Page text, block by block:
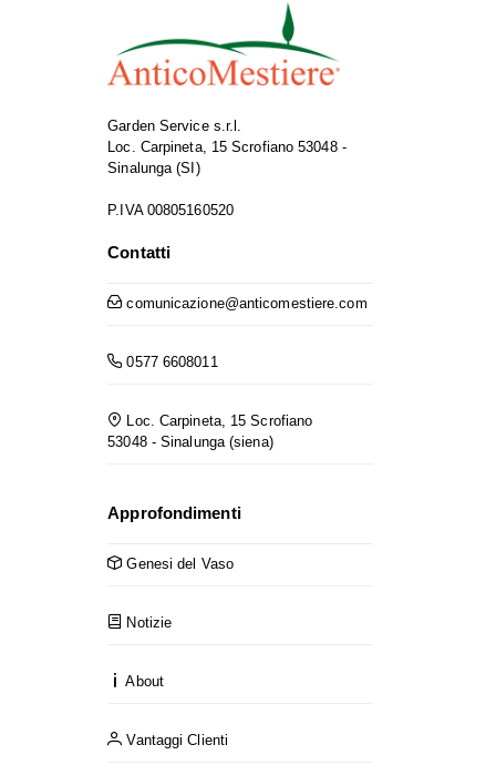
Garden Service s.r.l.
Loc. Carpineta, 15 Scrofiano 53048 -
Sinalunga (SI)
P.IVA 00805160520
Contatti
comunicazione@anticomestiere.com
0577 6608011
Loc. Carpineta, 15 Scrofiano
53048 - Sinalunga (siena)
Approfondimenti
Genesi del Vaso
Notizie
About
Vantaggi Clienti